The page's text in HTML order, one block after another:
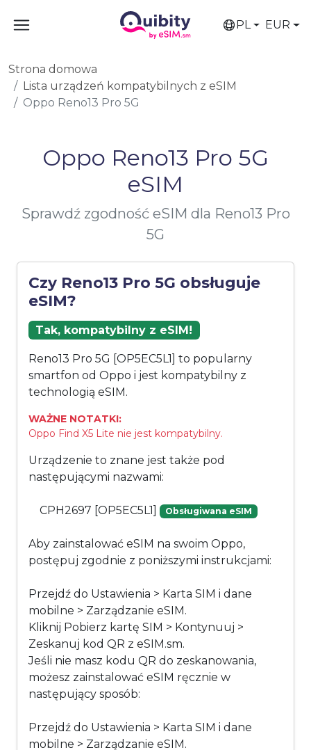
PL EUR
Strona domowa
Lista urządzeń kompatybilnych z eSIM
Oppo Reno13 Pro 5G
Oppo Reno13 Pro 5G
eSIM
Sprawdź zgodność eSIM dla Reno13 Pro
5G
Czy Reno13 Pro 5G obsługuje
eSIM?
Tak, kompatybilny z eSIM!
Reno13 Pro 5G [OP5EC5L1] to popularny
smartfon od Oppo i jest kompatybilny z
technologią eSIM.
WAŻNE NOTATKI:
Oppo Find X5 Lite nie jest kompatybilny.
Urządzenie to znane jest także pod
następującymi nazwami:
CPH2697 [OP5EC5L1] Obsługiwana eSIM
Aby zainstalować eSIM na swoim Oppo,
postępuj zgodnie z poniższymi instrukcjami:
Przejdź do Ustawienia > Karta SIM i dane
mobilne > Zarządzanie eSIM.
Kliknij Pobierz kartę SIM > Kontynuuj >
Zeskanuj kod QR z eSIM.sm.
Jeśli nie masz kodu QR do zeskanowania,
możesz zainstalować eSIM ręcznie w
następujący sposób:
Przejdź do Ustawienia > Karta SIM i dane
mobilne > Zarządzanie eSIM.